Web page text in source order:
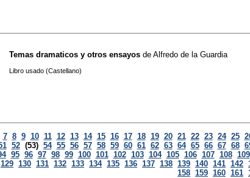
Temas dramaticos y otros ensayos de Alfredo de la Guardia
Libro usado (Castellano)
7 8 9 10 11 12 13 14 15 16 17 18 19 20 21 22 23 24 25
52 (53) 54 55 56 57 58 59 60 61 62 63 64 65 66 67 68
95 96 97 98 99 100 101 102 103 104 105 106 107 108 109
129 130 131 132 133 134 135 136 137 138 139 140 141 142
158 159 160 161